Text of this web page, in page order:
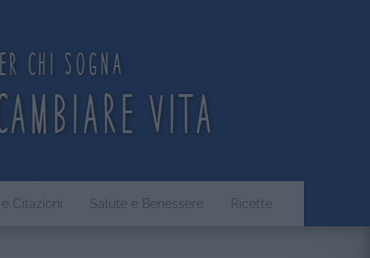
chi sogna
vita
Citazioni Salute e Benessere Ricette